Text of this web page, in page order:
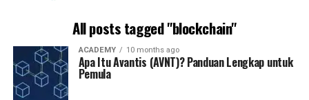
All posts tagged "blockchain"
ACADEMY 10 months ago
Apa Itu Avantis (AVNT)? Panduan Lengkap untuk
Pemula